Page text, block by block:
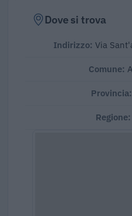
Dove si trova
Indirizzo: Via
Comune:
Provincia:
Regione: